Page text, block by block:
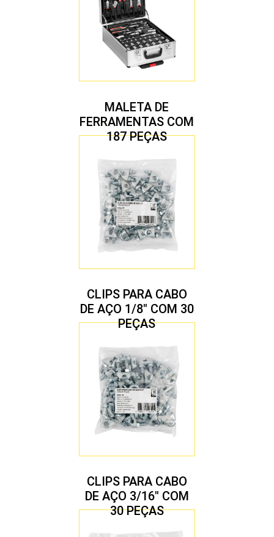
MALETA DE
FERRAMENTAS COM
187 PEÇAS
CLIPS PARA CABO
DE AÇO 1/8″ COM 30
PEÇAS
CLIPS PARA CABO
DE AÇO 3/16″ COM
30 PEÇAS